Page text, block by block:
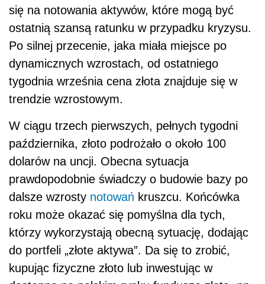
się na notowania aktywów, które mogą być
ostatnią szansą ratunku w przypadku kryzysu.
Po silnej przecenie, jaka miała miejsce po
dynamicznych wzrostach, od ostatniego
tygodnia września cena złota znajduje się w
trendzie wzrostowym.
W ciągu trzech pierwszych, pełnych tygodni
października, złoto podrożało o około 100
dolarów na uncji. Obecna sytuacja
prawdopodobnie świadczy o budowie bazy po
dalsze wzrosty notowań kruszcu. Końcówka
roku może okazać się pomyślna dla tych,
którzy wykorzystają obecną sytuację, dodając
do portfeli „złote aktywa”. Da się to zrobić,
kupując fizyczne złoto lub inwestując w